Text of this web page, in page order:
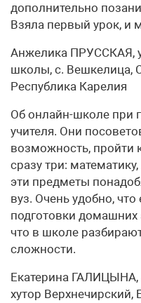
дополнительно
Взяла первый урок, и
Анжелика ПРУССКАЯ,
школы, с. Вешкелица,
Республика Карелия
Об онлайн-школе при
учителя. Они
возможность, пройти
сразу три:
эти предметы
вуз. Очень удобно,
подготовки
что в школе
сложности.
Екатерина ГАЛИЦЫНА,
хутор Верхнечирский,